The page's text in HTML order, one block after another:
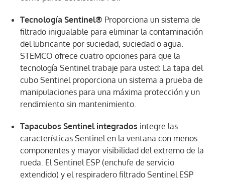
Tecnología Sentinel® Proporciona un sistema de
filtrado inigualable para eliminar la contaminación
del lubricante por suciedad, suciedad o agua.
STEMCO ofrece cuatro opciones para que la
tecnología Sentinel trabaje para usted: La tapa del
cubo Sentinel proporciona un sistema a prueba de
manipulaciones para una máxima protección y un
rendimiento sin mantenimiento.
Tapacubos Sentinel integrados integre las
características Sentinel en la ventana con menos
componentes y mayor visibilidad del extremo de la
rueda. El Sentinel ESP (enchufe de servicio
extendido) y el respiradero filtrado Sentinel ESP